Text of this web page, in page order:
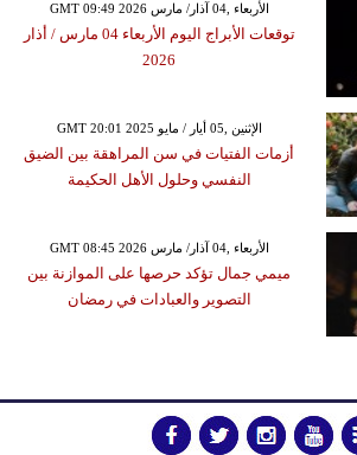
GMT 09:49 2026 الأربعاء ,04 آذار/ مارس
توقعات الأبراج اليوم الأربعاء 04 مارس / أذار
2026
GMT 20:01 2025 الإثنين ,05 أيار / مايو
أزمات الفتيات في سن المراهقة بين الضيق
النفسي وحلول الأهل الحكيمة
GMT 08:45 2026 الأربعاء ,04 آذار/ مارس
ميمي جمال تؤكد حرصها على الموازنة بين
التصوير والعبادات في رمضان